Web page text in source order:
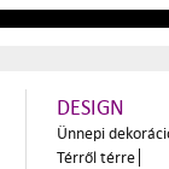
DESIGN
Ünnepi
Térről térre